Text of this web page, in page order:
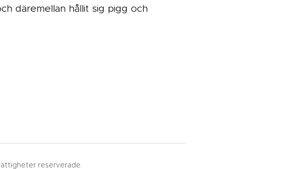
däremellan hållit sig pigg och
reserverade.